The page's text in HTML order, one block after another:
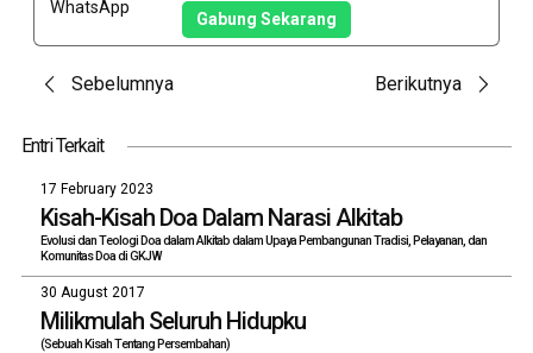
Gabung Sekarang
Post
navigation
Sebelumnya Berikutnya
Entri Terkait
17 February 2023
Kisah-Kisah Doa Dalam Narasi Alkitab
Evolusi dan Teologi Doa dalam Alkitab dalam Upaya Pembangunan Tradisi, Pelayanan, dan
Komunitas Doa di GKJW
30 August 2017
Milikmulah Seluruh Hidupku
(Sebuah Kisah Tentang Persembahan)